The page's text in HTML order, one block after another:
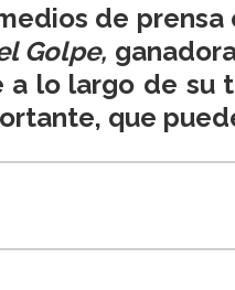
de
Golpe,
a lo largo de su
que